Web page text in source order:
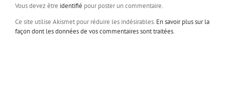
Vous devez être identifié pour poster un commentaire.
Ce site utilise Akismet pour réduire les indésirables. En savoir plus sur la
façon dont les données de vos commentaires sont traitées.